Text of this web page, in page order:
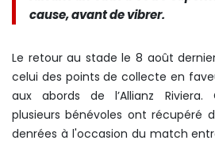
cause, avant de vibrer.
Le retour au stade le 8 août
celui des points de collecte en
aux abords de l’Allianz Riviera.
plusieurs bénévoles ont récupéré
denrées à l'occasion du match